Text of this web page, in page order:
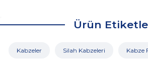
Ürün
Kabzeler Silah Kabzeleri Kabze